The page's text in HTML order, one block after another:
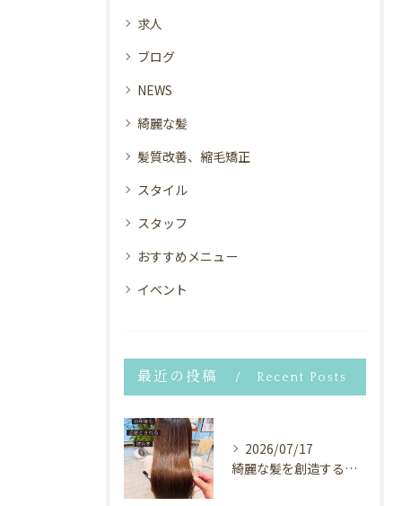
求人
ブログ
NEWS
綺麗な髪
髪質改善、縮毛矯正
スタイル
スタッフ
おすすめメニュー
イベント
最近の投稿 Recent Posts
2026/07/17
綺麗な髪を創造するヘアサロン⭐︎